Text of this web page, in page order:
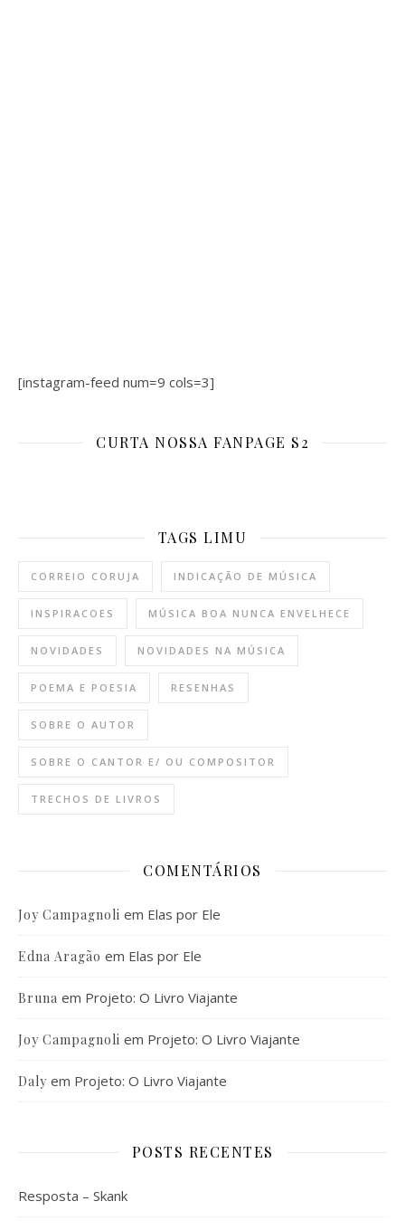
[instagram-feed num=9 cols=3]
CURTA NOSSA FANPAGE S2
TAGS LIMU
CORREIO CORUJA INDICAÇÃO DE MÚSICA
INSPIRACOES MÚSICA BOA NUNCA ENVELHECE
NOVIDADES NOVIDADES NA MÚSICA
POEMA E POESIA RESENHAS
SOBRE O AUTOR
SOBRE O CANTOR E/ OU COMPOSITOR
TRECHOS DE LIVROS
COMENTÁRIOS
Joy Campagnoli em Elas por Ele
Edna Aragão em Elas por Ele
Bruna em Projeto: O Livro Viajante
Joy Campagnoli em Projeto: O Livro Viajante
Daly em Projeto: O Livro Viajante
POSTS RECENTES
Resposta – Skank